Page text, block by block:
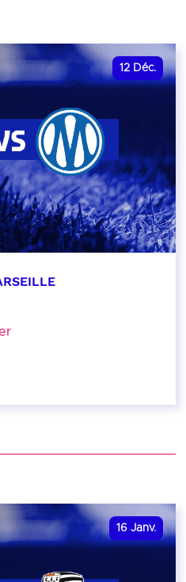
12 Déc.
16 Janv.